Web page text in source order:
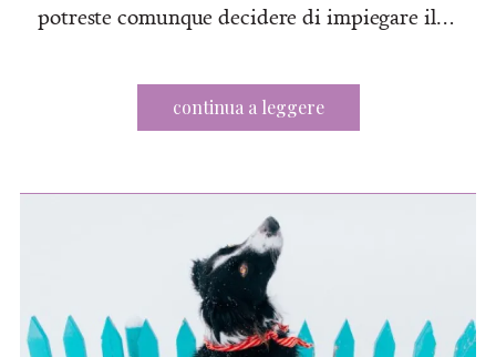
potreste comunque decidere di impiegare il…
continua a leggere